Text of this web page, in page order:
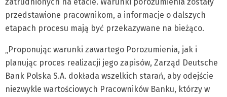
przedstawione pracownikom, a informacje o dalszych
etapach procesu mają być przekazywane na bieżąco.
„Proponując warunki zawartego Porozumienia, jak i
planując proces realizacji jego zapisów, Zarząd Deutsche
Bank Polska S.A. dokłada wszelkich starań, aby odejście
niezwykle wartościowych Pracowników Banku, którzy w